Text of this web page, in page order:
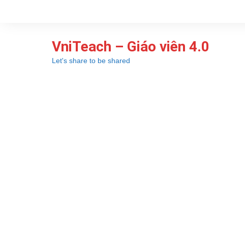
VniTeach – Giáo viên 4.0
Let's share to be shared